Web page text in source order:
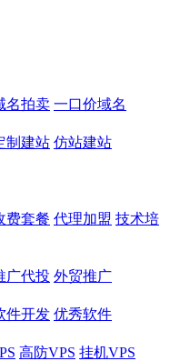
名拍卖 一口价域名
制建站 仿站建站
费套餐 代理加盟 技术培
广代投 外贸推广
件开发 优秀软件
高防VPS 挂机VPS